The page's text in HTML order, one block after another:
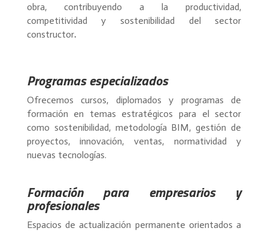
obra, contribuyendo a la productividad,
competitividad y sostenibilidad del sector
constructor.
Programas especializados
Ofrecemos cursos, diplomados y programas de
formación en temas estratégicos para el sector
como sostenibilidad, metodología BIM, gestión de
proyectos, innovación, ventas, normatividad y
nuevas tecnologías.
Formación para empresarios y
profesionales
Espacios de actualización permanente orientados a